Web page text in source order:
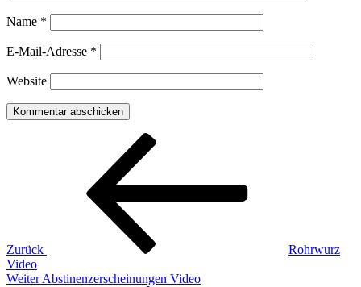
Name *
E-Mail-Adresse *
Website
Beitragsnavigation
Zurück
Rohrwurz
Video
Nächster
Weiter Abstinenzerscheinungen Video